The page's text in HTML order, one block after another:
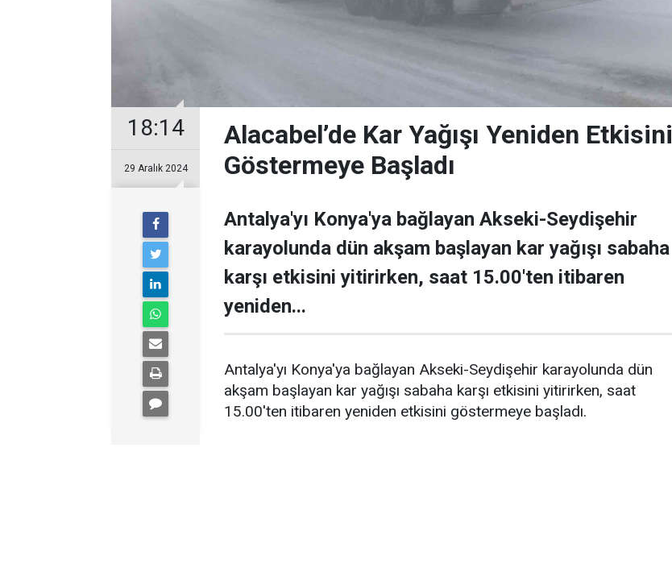
18:14
29 Aralık 2024
Alacabel’de Kar Yağışı Yeniden Etkisini
Göstermeye Başladı
Antalya'yı Konya'ya bağlayan Akseki-Seydişehir
karayolunda dün akşam başlayan kar yağışı sabaha
karşı etkisini yitirirken, saat 15.00'ten itibaren
yeniden...
Antalya'yı Konya'ya bağlayan Akseki-Seydişehir karayolunda dün
akşam başlayan kar yağışı sabaha karşı etkisini yitirirken, saat
15.00'ten itibaren yeniden etkisini göstermeye başladı.